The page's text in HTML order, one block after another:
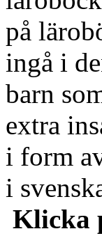
på
ingå i
barn
extra
i form
i
Klicka